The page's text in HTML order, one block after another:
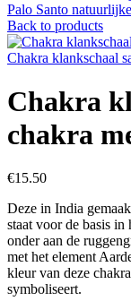
Palo Santo
Back to products
Chakra klankschaal
Chakra
chakra
€15.50
Deze in India
staat voor de basis
onder aan de
met het element
kleur van deze
symboliseert.